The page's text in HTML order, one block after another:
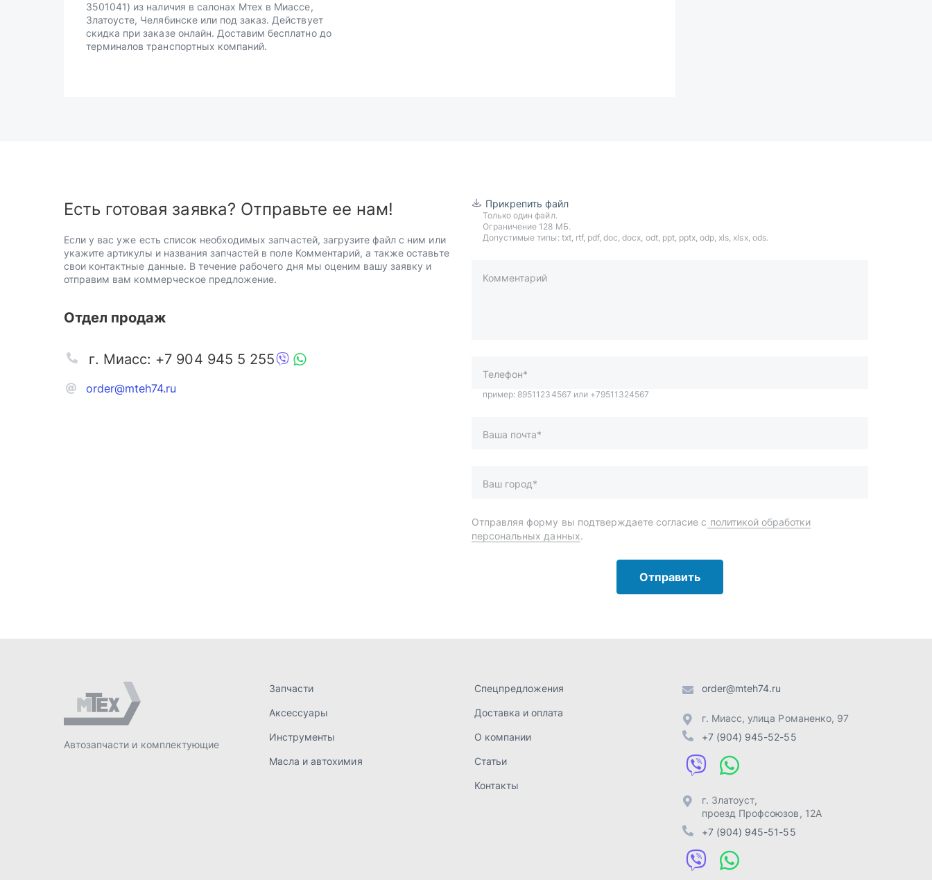
3501041) из наличия в салонах Мтех в Миассе,
Златоусте, Челябинске или под заказ. Действует
скидка при заказе онлайн. Доставим бесплатно до
терминалов транспортных компаний.
Есть готовая заявка? Отправьте ее нам!
Если у вас уже есть список необходимых запчастей, загрузите файл с ним или
укажите артикулы и названия запчастей в поле Комментарий, а также оставьте
свои контактные данные. В течение рабочего дня мы оценим вашу заявку и
отправим вам коммерческое предложение.
Отдел продаж
order@mteh74.ru
г. Миасс: +7 904 945 5 255
Прикрепить файл
Только один файл.
Ограничение 128 МБ.
Допустимые типы: txt, rtf, pdf, doc, docx, odt, ppt, pptx, odp, xls, xlsx, ods.
Комментарий
пример: 89511234567 или +79511324567
Отправить
Доставка и оплата
+7 (904) 945-52-55
г. Челябинск,Свердловский
тракт, 3Е
Отправить заявку